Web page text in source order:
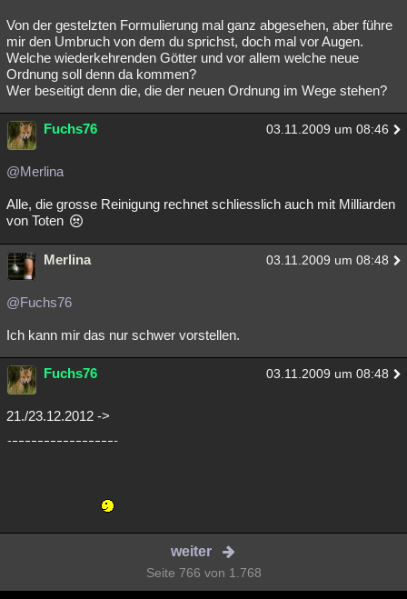
Von der gestelzten Formulierung mal ganz abgesehen, aber führe
mir den Umbruch von dem du sprichst, doch mal vor Augen.
Welche wiederkehrenden Götter und vor allem welche neue
Ordnung soll denn da kommen?
Wer beseitigt denn die, die der neuen Ordnung im Wege stehen?
Fuchs76 03.11.2009 um 08:46
@Merlina
Alle, die grosse Reinigung rechnet schliesslich auch mit Milliarden
von Toten
Merlina 03.11.2009 um 08:48
@Fuchs76
Ich kann mir das nur schwer vorstellen.
Fuchs76 03.11.2009 um 08:48
21./23.12.2012 ->
weiter
Seite 766 von 1.768